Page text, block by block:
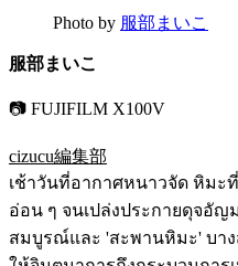
Photo by 服部まいこ
服部まいこ
📷 FUJIFILM X100V
cizucu編集部
เช้าวันที่อากาศหนาวจัด หิมะ
อ่อน ๆ จนเปล่งประกายดุจอั
สมบูรณ์และ 'สะพานหิมะ' บา